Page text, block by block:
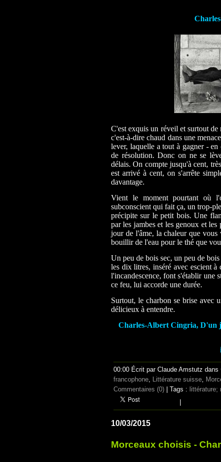
C'est exquis un réveil et surtout
c'est-à-dire chaud dans une
lever, laquelle a tout à gagner -
de résolution. Donc on ne se
délais. On compte jusqu'à cent,
est arrivé à cent, on s'arrête
davantage.
Vient le moment pourtant où
subconscient qui fait ça, un trop-
précipite sur le petit bois. Une
par les jambes et les genoux et
jour de l'âme, la chaleur que vous
bouillir de l'eau pour le thé que
Un peu de bois sec, un peu de
les dix litres, inséré avec escient à
l'incandescence, font s'établir une
ce feu, lui accorde une durée.
Surtout, le charbon se brise avec
délicieux à entendre.
Charles-Albert Cingria, D'un
00:00 Écrit par Claude Amstutz dans
francophone, Littérature suisse,
Commentaires (0) | Tags :
10/03/2015
Morceaux choisis -